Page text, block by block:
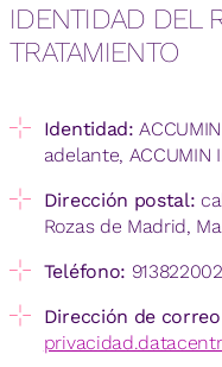
IDENTIDAD DEL
TRATAMIENTO
Identidad:
adelante, ACCUMIN
Dirección postal:
Rozas de Madrid,
Teléfono: 913822002
Dirección de